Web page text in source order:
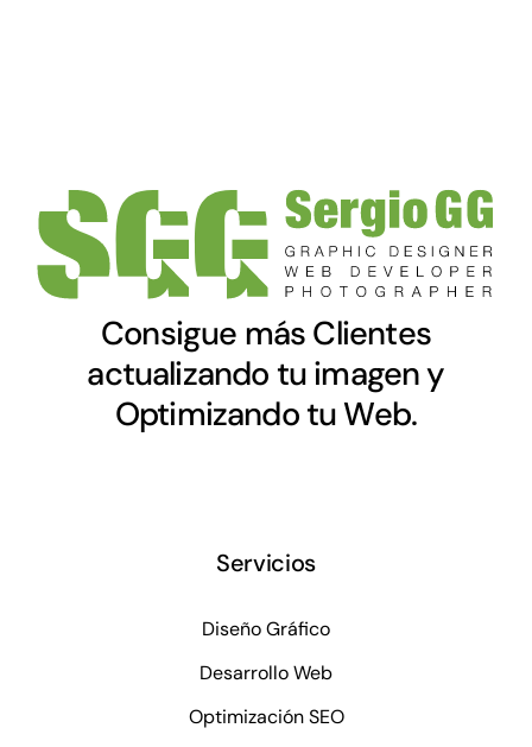
Consigue más Clientes
actualizando tu imagen y
Optimizando tu Web.
Servicios
Diseño Gráfico
Desarrollo Web
Optimización SEO